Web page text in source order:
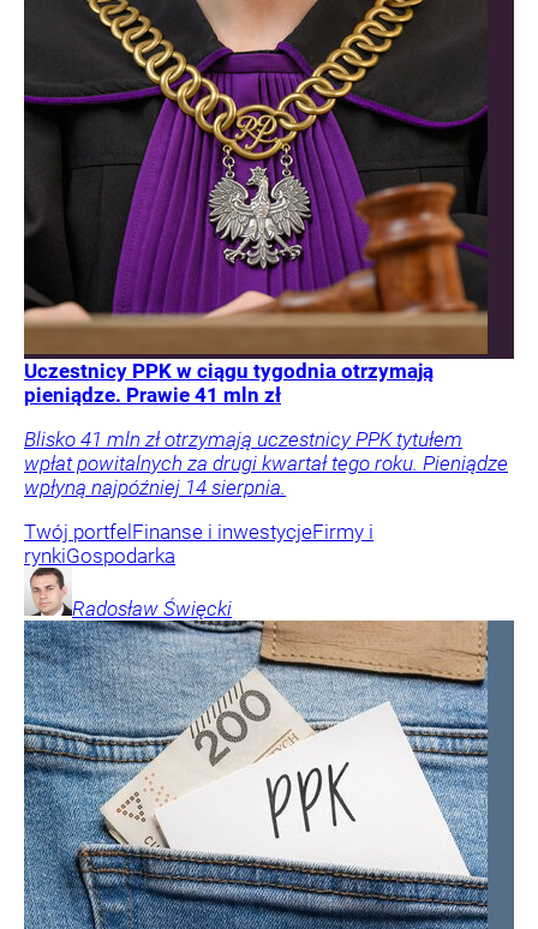
Uczestnicy PPK w ciągu tygodnia otrzymają
pieniądze. Prawie 41 mln zł
Blisko 41 mln zł otrzymają uczestnicy PPK tytułem
wpłat powitalnych za drugi kwartał tego roku. Pieniądze
wpłyną najpóźniej 14 sierpnia.
Twój portfelFinanse i inwestycjeFirmy i
rynkiGospodarka
Radosław Święcki